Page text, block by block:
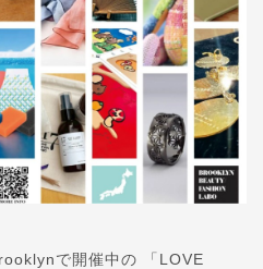
で開催中の 「LOVE